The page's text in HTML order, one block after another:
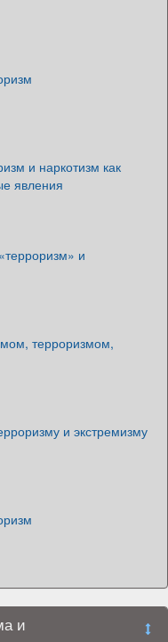
и наркотизм как
явления
и
терроризмом,
и экстремизму
и